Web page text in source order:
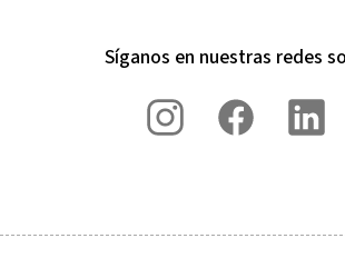
Síganos en nuestras redes